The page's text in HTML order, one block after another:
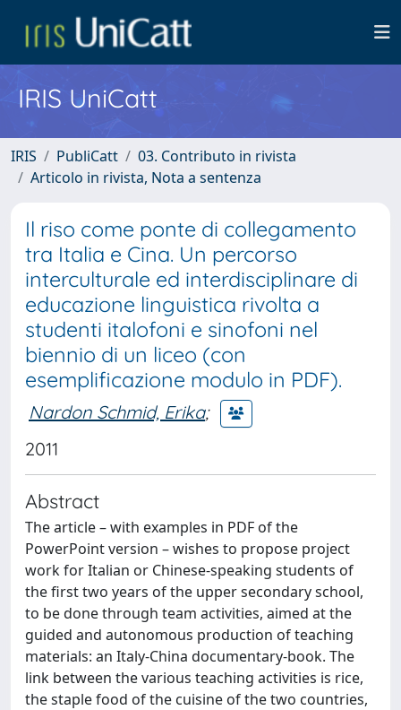
IRIS UniCatt
IRIS PubliCatt
03. Contributo in rivista
Articolo in rivista, Nota a sentenza
Il riso come ponte di collegamento
tra Italia e Cina. Un percorso
interculturale ed interdisciplinare di
educazione linguistica rivolta a
studenti italofoni e sinofoni nel
biennio di un liceo (con
esemplificazione modulo in PDF).
Nardon Schmid, Erika;
2011
Abstract
The article – with examples in PDF of the
PowerPoint version – wishes to propose project
work for Italian or Chinese-speaking students of
the first two years of the upper secondary school,
to be done through team activities, aimed at the
guided and autonomous production of teaching
materials: an Italy-China documentary-book. The
link between the various teaching activities is rice,
the staple food of the cuisine of the two countries,